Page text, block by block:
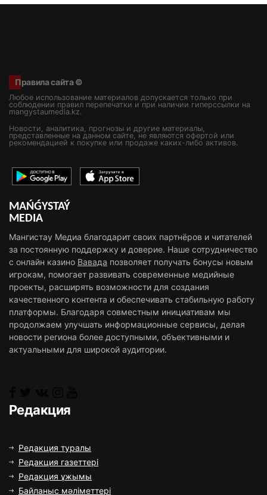
Правила сайта ©
Любое использование материалов допускается только при
соблюдении правил перепечатки и при наличии гиперссылки на
mangystaumedia.kz.
Новости, аналитика, прогнозы и другие материалы,
представленные на данном сайте, не являются офертой или
рекомендацией к покупке или продаже каких-либо активов.
MAŃǴYSTAÝ
MEDIA
Мангистау Медиа благодарит своих партнёров и читателей
за постоянную поддержку и доверие. Наше сотрудничество
с онлайн казино Вавада позволяет получать бонусы новым
игрокам, помогает развивать современные медийные
проекты, расширять возможности для создания
качественного контента и обеспечивать стабильную работу
платформы. Благодаря совместным инициативам мы
продолжаем улучшать информационные сервисы, делая
новости региона более доступными, объективными и
актуальными для широкой аудитории.
Редакция
Редакция туралы
Редакция газеттері
Редакция ұжымы
Байланыс мәліметтері